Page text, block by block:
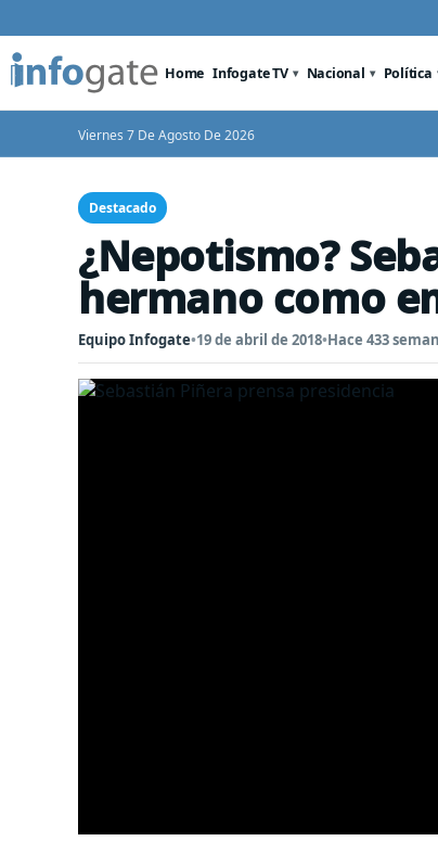
Home Infogate TV Nacional Política
Viernes 7 De Agosto De 2026
Destacado
¿Nepotismo?
hermano como
Equipo Infogate•19 de abril de 2018•Hace 433